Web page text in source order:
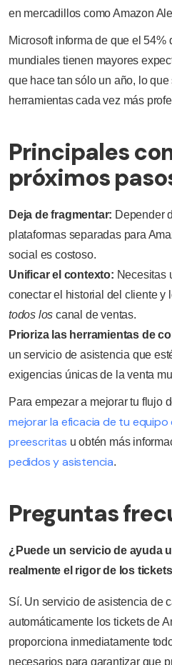
en mercadillos como Amazon
Microsoft informa de que el 54%
mundiales tienen mayores
que hace tan sólo un año, lo
herramientas cada vez más
Principales
próximos
Deja de fragmentar: Depender
plataformas separadas para
social es costoso.
Unificar el contexto: Necesitas
conectar el historial del cliente y
todos los canal de ventas.
Prioriza las herramientas de
un servicio de asistencia que
exigencias únicas de la venta
Para empezar a mejorar tu flujo
mejorar la eficacia de tu
preescritas u obtén más
pedidos y asistencia.
Preguntas
¿Puede un servicio de ayuda
realmente el rigor de los
Sí. Un servicio de asistencia de
automáticamente los tickets de
proporciona inmediatamente
necesarios para garantizar que